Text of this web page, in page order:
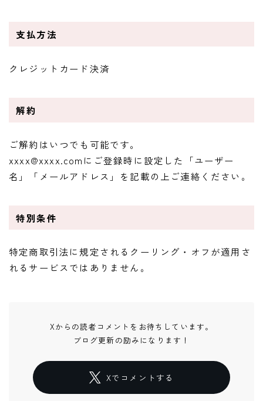
支払方法
クレジットカード決済
解約
ご解約はいつでも可能です。
xxxx@xxxx.comにご登録時に設定した「ユーザー
名」「メールアドレス」を記載の上ご連絡ください。
特別条件
特定商取引法に規定されるクーリング・オフが適用さ
れるサービスではありません。
Xからの読者コメントをお待ちしています。
ブログ更新の励みになります！
Xでコメントする